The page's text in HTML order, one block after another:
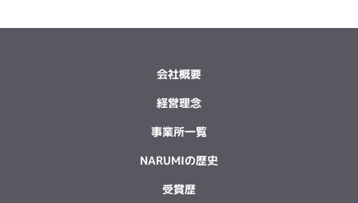
会社概要
経営理念
事業所一覧
NARUMIの歴史
受賞歴